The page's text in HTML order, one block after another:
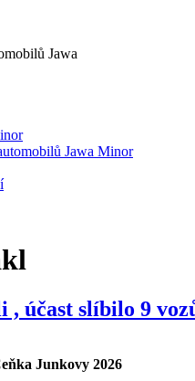
Jawa
Jawa Minor
, účast slíbilo 9
Junkovy 2026